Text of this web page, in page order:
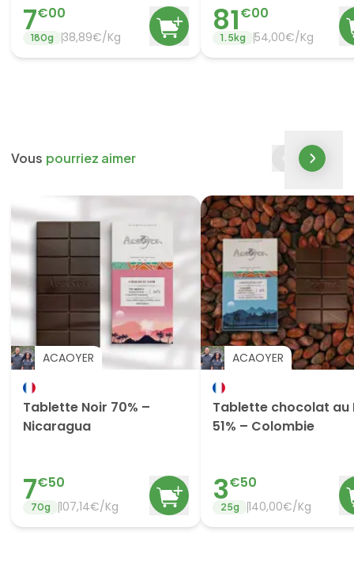
7€00
180g 38,89€/Kg 81€00
1.5kg 54,00€/Kg
Vous pourriez aimer
ACAOYER
Tablette Noir 70% –
Nicaragua
7€50
70g 107,14€/Kg
ACAOYER
Tablette chocolat au
51% – Colombie
3€50
25g 140,00€/Kg